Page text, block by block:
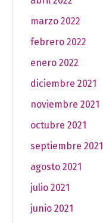
marzo 2022
febrero 2022
enero 2022
diciembre 2021
noviembre 2021
octubre 2021
septiembre 2021
agosto 2021
julio 2021
junio 2021